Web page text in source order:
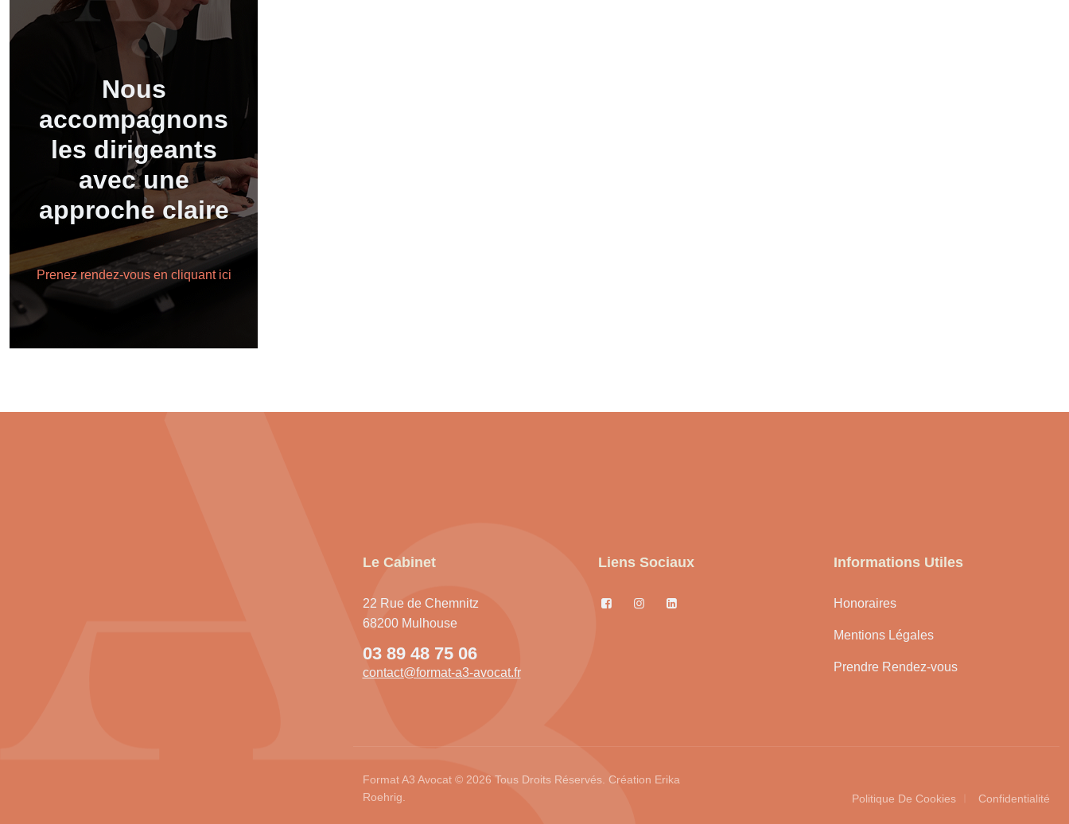
Nous
accompagnons
les dirigeants
avec une
approche claire
Prenez rendez-vous en cliquant ici
Le Cabinet
22 Rue de Chemnitz
68200 Mulhouse
03 89 48 75 06
contact@format-a3-avocat.fr
Liens Sociaux Informations Utiles
Honoraires
Mentions Légales
Prendre Rendez-vous
Format A3 Avocat © 2026 Tous Droits Réservés. Création Erika
Roehrig.
Politique De Cookies Confidentialité